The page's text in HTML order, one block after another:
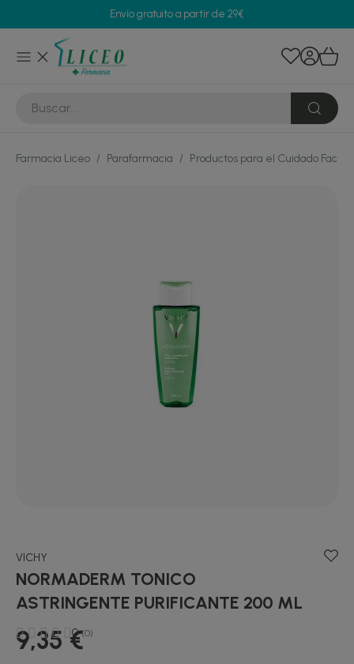
Envío gratuito a partir de 29€
Farmacia Liceo / Parafarmacia / Productos para el Cuidado Facial
VICHY
NORMADERM TONICO
ASTRINGENTE PURIFICANTE 200 ML
9,35 €
0 (0)